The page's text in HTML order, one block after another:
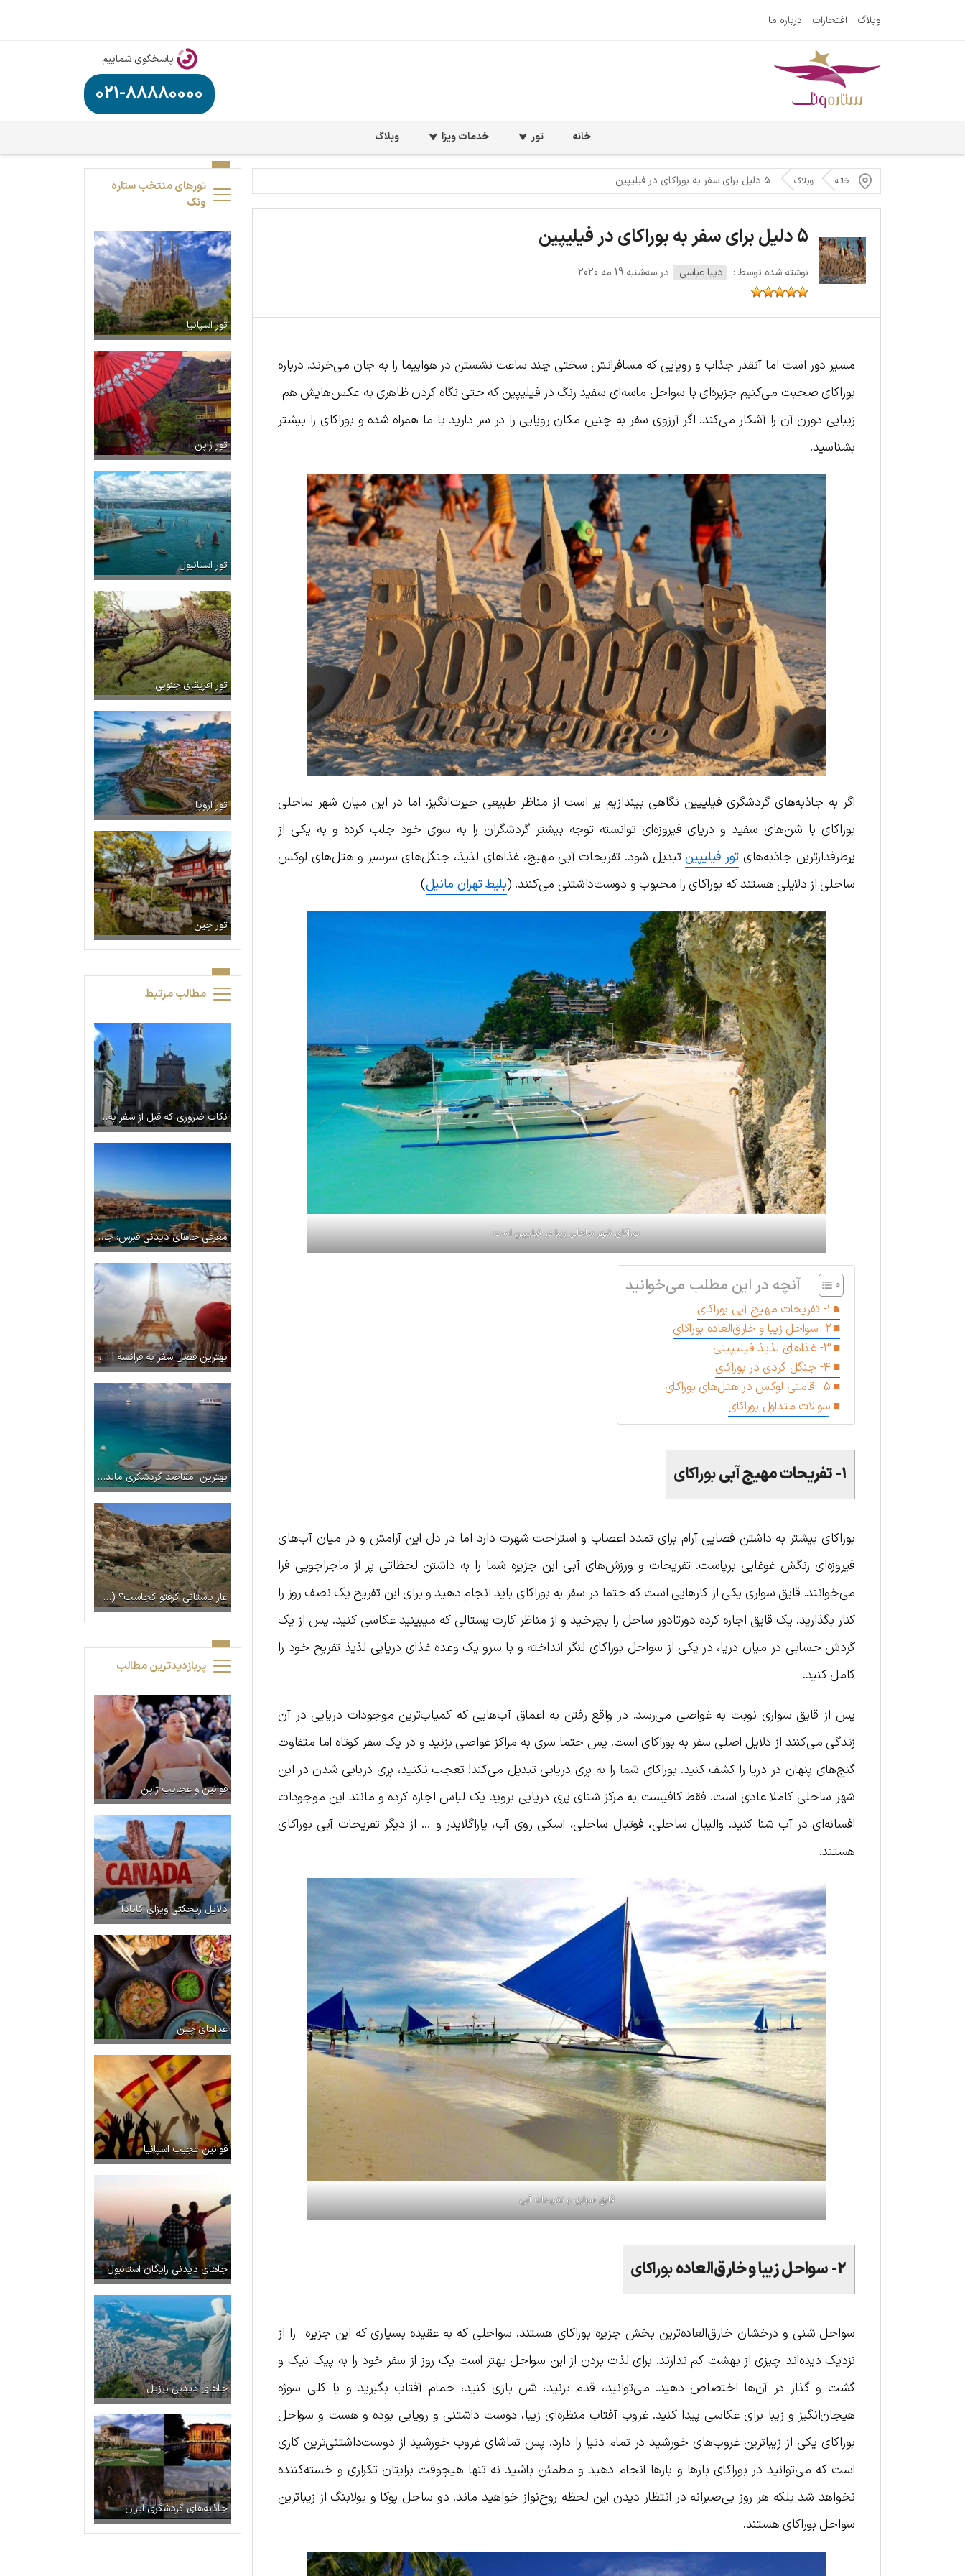
وبلاگ افتخارات درباره ما
پاسخگوی شماییم
021-88880000
خانه تور خدمات ویزا وبلاگ
خانه وبلاگ ۵ دلیل برای سفر به بوراکای در فیلیپین
5 دلیل برای سفر به بوراکای در فیلیپین
نوشته شده توسط : دیبا عباسی در سه‌شنبه 19 مه 2020
مسیر دور است اما آنقدر جذاب و رویایی که مسافرانش سختی چند ساعت نشستن در هواپیما را به جان می‌خرند. درباره
بوراکای صحبت می‌کنیم جزیره‌ای با سواحل ماسه‌ای سفید رنگ در فیلیپین که حتی نگاه کردن ظاهری به عکس‌هایش هم
زیبایی دورن آن را آشکار می‌کند. اگر آرزوی سفر به چنین مکان رویایی را در سر دارید با ما همراه شده و بوراکای را بیشتر
بشناسید.
اگر به جاذبه‌های گردشگری فیلیپین نگاهی بیندازیم پر است از مناظر طبیعی حیرت‌انگیز. اما در این میان شهر ساحلی
بوراکای با شن‌های سفید و دریای فیروزه‌ای توانسته توجه بیشتر گردشگران را به سوی خود جلب کرده و به یکی از
پرطرفدارترین جاذبه‌های تور فیلیپینتبدیل شود. تفریحات آبی مهیج، غذاهای لذیذ، جنگل‌های سرسبز و هتل‌های لوکس
ساحلی از دلایلی هستند که بوراکای را محبوب و دوست‌داشتنی می‌کنند. (بلیط تهران مانیل)
بورا‌کای شهر ساحلی زیبا در فیلیپین است
آنچه در این مطلب می‌خوانید
۱- تفریحات مهیج آبی بو‌را‌کای
۲- سواحل زیبا و خارق‌العاده بو‌ر‌اکا‌ی
۳- غذاهای لذیذ فیلیپینی
۴- جنگل گردی در بوراکای
۵- اقامتی لوکس در هتل‌های بوراکای
سوالات متداول بو‌ر‌اکا‌ی
۱- تفریحات مهیج آبی بو‌را‌کای
بوراکای بیشتر به داشتن فضایی آرام برای تمدد اعصاب و استراحت شهرت دارد اما در دل این آرامش و در میان آب‌های
فیروزه‌ای رنگش غوغایی برپاست. تفریحات و ورزش‌های آبی این جزیره شما را به داشتن لحظاتی پر از ماجراجویی فرا
می‌خوانند. قایق سواری یکی از کارهایی است که حتما در سفر به بوراکای باید انجام دهید و برای این تفریح یک نصف روز را
کنار بگذارید. یک قایق اجاره کرده دورتادور ساحل را بچرخید و از مناظر کارت پستالی که میبینید عکاسی کنید. پس از یک
گردش حسابی در میان دریا، در یکی از سواحل بوراکای لنگر انداخته و با سرو یک وعده غذای دریایی لذیذ تفریح خود را
کامل کنید.
پس از قایق سواری نوبت به غواصی می‌رسد. در واقع رفتن به اعماق آب‌هایی که کمیاب‌ترین موجودات دریایی در آن
زندگی می‌کنند از دلایل اصلی سفر به بوراکای است. پس حتما سری به مراکز غواصی بزنید و در یک سفر کوتاه اما متفاوت
گنج‌های پنهان در دریا را کشف کنید. بوراکای شما را به پری دریایی تبدیل می‌کند! تعجب نکنید، پری دریایی شدن در این
شهر ساحلی کاملا عادی است. فقط کافیست به مرکز شنای پری دریایی بروید یک لباس اجاره کرده و مانند این موجودات
افسانه‌ای در آب شنا کنید. والیبال ساحلی، فوتبال ساحلی، اسکی روی آب، پاراگلایدر و … از دیگر تفریحات آبی بو‌راکای
هستند.
قایق سواری و تفریحات آبی
۲- سواحل زیبا و خارق‌العاده بو‌ر‌اکا‌ی
سواحل شنی و درخشان خارق‌العاده‌ترین بخش جزیره بوراکای هستند. سواحلی که به عقیده بسیاری که این جزیره را از
نزدیک دیده‌اند چیزی از بهشت کم ندارند. برای لذت بردن از این سواحل بهتر است یک روز از سفر خود را به پیک نیک و
گشت و گذار در آن‌ها اختصاص دهید. می‌توانید، قدم بزنید، شن بازی کنید، حمام آفتاب بگیرید و یا کلی سوژه
هیجان‌انگیز و زیبا برای عکاسی پیدا کنید. غروب آفتاب منظره‌ای زیبا، دوست داشتنی و رویایی بوده و هست و سواحل
بوراکای یکی از زیباترین غروب‌های خورشید در تمام دنیا را دارد. پس تماشای غروب خورشید از دوست‌داشتنی‌ترین کاری
است که می‌توانید در بو‌راکای بارها و بارها انجام دهید و مطمئن باشید نه تنها هیچوقت برایتان تکراری و خسته‌کننده
نخواهد شد بلکه هر روز بی‌صبرانه در انتظار دیدن این لحظه روح‌نواز خواهید ماند. دو ساحل پوکا و بولابنگ از زیباترین
سواحل بو‌راکای هستند.
تورهای منتخب ستاره
ونک
تور اسپانیا
تور ژاپن
تور استانبول
تور آفریقای جنوبی
تور اروپا
تور چین
مطالب مرتبط
نکات ضروری که قبل از سفر به فیلیپین باید بدانید
معرفی جاهای دیدنی قبرس: جاذبه ها + تفریحات (همراه با عکس)
بهترین فصل سفر به فرانسه | آب وهوای فرانسه
بهترین مقاصد گردشگری مالدیو در فصل بهار
غار باستانی کرفتو کجاست؟ (جاذبه‌ها + راهنمای سفر)
پربازدیدترین مطالب
قوانین و عجایب ژاپن
دلایل ریجکتی ویزای کانادا
غذاهای چین
قوانین عجیب اسپانیا
جاهای دیدنی رایگان استانبول
جاهای دیدنی برزیل
جاذبه‌های گردشگری ایران